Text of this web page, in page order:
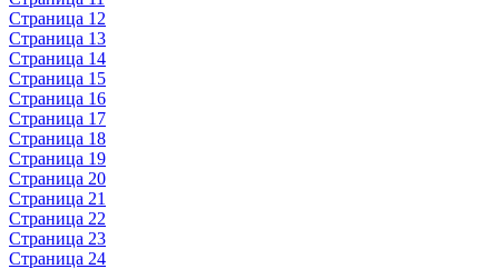
Страница 12
Страница 13
Страница 14
Страница 15
Страница 16
Страница 17
Страница 18
Страница 19
Страница 20
Страница 21
Страница 22
Страница 23
Страница 24